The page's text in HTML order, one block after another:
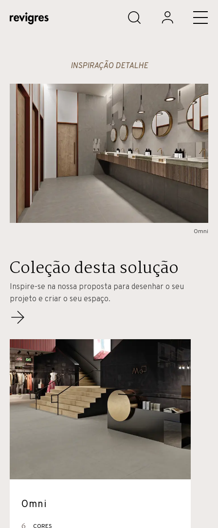
Saltar para o conteúdo principal
INSPIRAÇÃO DETALHE
Omni
Coleção desta solução
Inspire-se na nossa proposta para desenhar o seu
projeto e criar o seu espaço.
Omni
CORES